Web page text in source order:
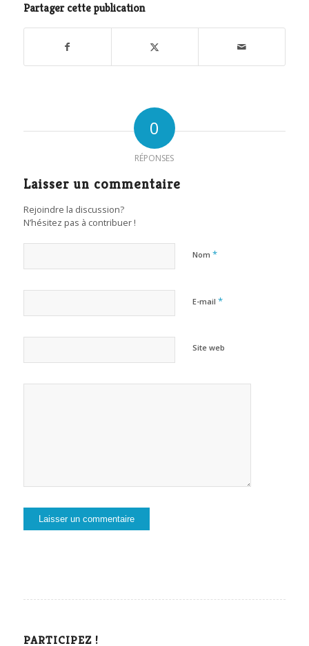
Partager cette publication
0
RÉPONSES
Laisser un commentaire
Rejoindre la discussion?
N’hésitez pas à contribuer !
Nom *
E-mail *
Site web
PARTICIPEZ !